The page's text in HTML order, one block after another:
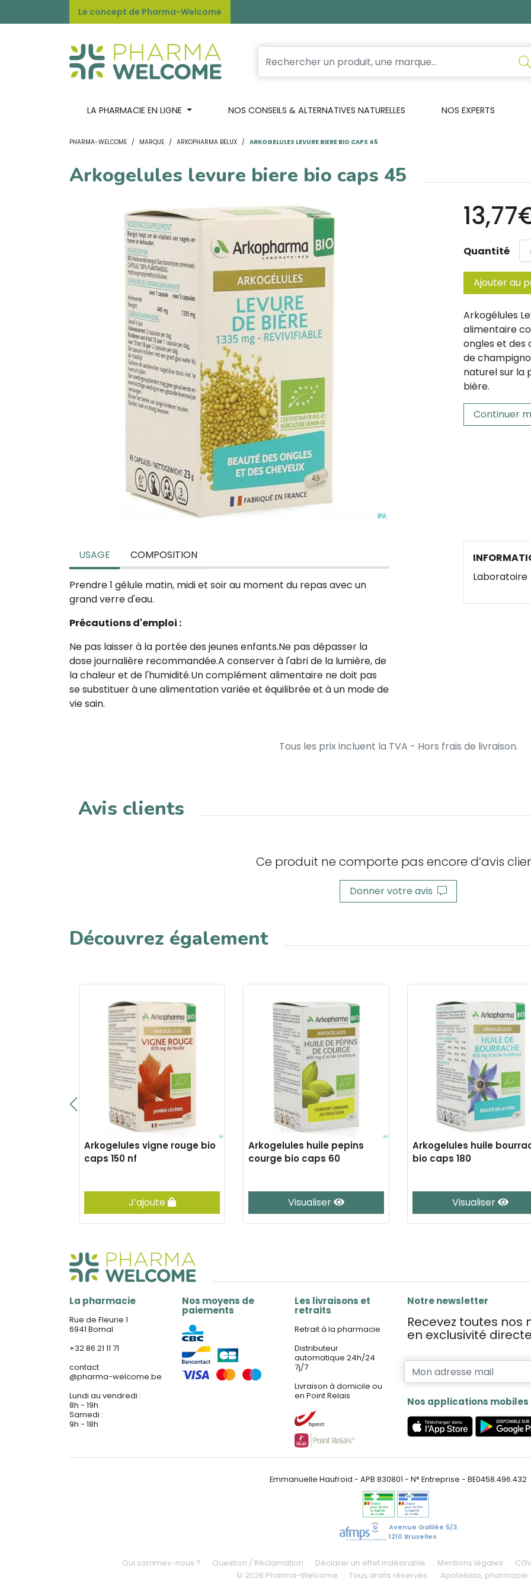
Le concept de Pharma-Welcome
LA PHARMACIE EN LIGNE NOS CONSEILS & ALTERNATIVES NATURELLES NOS EXPERTS
PHARMA-WELCOME MARQUE ARKOPHARMA BELUX ARKOGELULES LEVURE BIERE BIO CAPS 45
Arkogelules levure biere bio caps 45
Quantité
Ajouter au
Arkogélules
alimentaire
ongles et des
de
naturel sur la
bière.
Continuer
USAGE COMPOSITION
Prendre 1 gélule matin, midi et soir au moment du repas avec un
grand verre d'eau.
Précautions d'emploi :
Ne pas laisser à la portée des jeunes enfants.Ne pas dépasser la
dose journalière recommandée.A conserver à l'abri de la lumière, de
la chaleur et de l'humidité.Un complément alimentaire ne doit pas
se substituer à une alimentation variée et équilibrée et à un mode de
vie sain.
Laboratoire
Tous les prix incluent la TVA - Hors frais de livraison.
Avis clients
Ce produit ne comporte pas encore d’avis
Donner votre avis
Découvrez également
Arkogelules vigne rouge bio
caps 150 nf
J’ajoute
Arkogelules huile pepins
courge bio caps 60
Visualiser
Arkogelules huile
bio caps 180
Visualiser
La pharmacie
Rue de Fleurie 1
6941 Bomal
+32 86 21 11 71
contact
@pharma-welcome.be
Lundi au vendredi :
8h - 19h
Samedi :
9h - 18h
Nos moyens de
paiements
Les livraisons et
retraits
Retrait à la pharmacie
Distributeur
automatique 24h/24
7j/7
Livraison à domicile ou
en Point Relais
Notre newsletter
Recevez toutes
en exclusivité
Nos applications mobiles
Emmanuelle Haufroid - APB 830801 - N° Entreprise - BE0458.496.432
Avenue Galilée 5/3
1210 Bruxelles
Qui sommes-nous ? Question / Réclamation Déclarer un effet indésirable Mentions légales
© 2026 Pharma-Welcome
Tous droits réservés. Apotekisto, pharmacie